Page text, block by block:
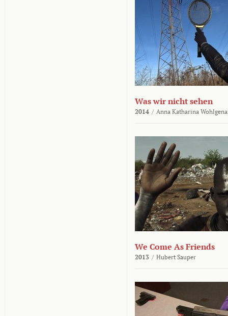
Was wir nicht sehen
2014 / Anna Katharina
We Come As Friends
2013 / Hubert Sauper